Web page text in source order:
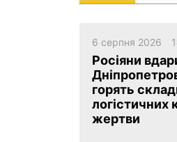
6 серпня 2026
Росіяни
горять
логістичних
жертви